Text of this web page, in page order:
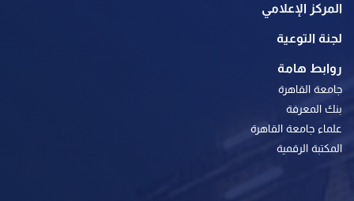
المركز الإعلامي
لجنة التوعية
روابط هامة
جامعة القاهرة
بنك المعرفة
علماء جامعة القاهرة
المكتبة الرقمية